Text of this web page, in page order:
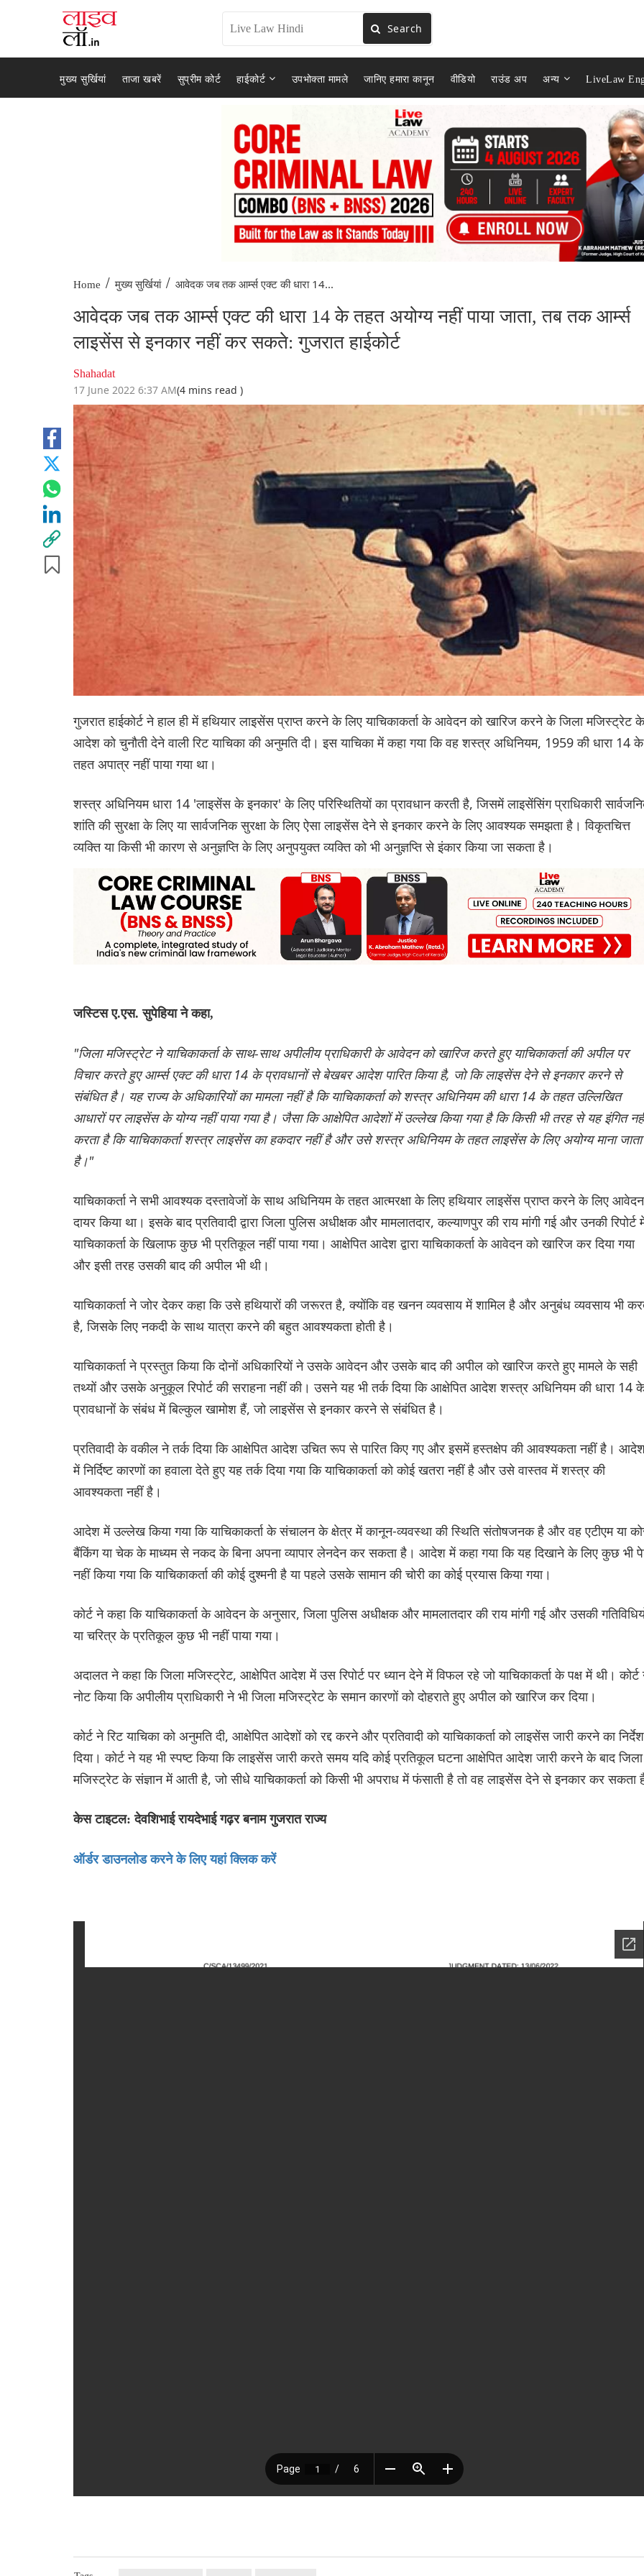
Search
मुख्य सुर्खियां ताजा खबरें सुप्रीम कोर्ट हाईकोर्ट उपभोक्ता मामले जानिए हमारा कानून वीडियो राउंड अप अन्य LiveLaw
Home / मुख्य सुर्खियां / आवेदक जब तक आर्म्स एक्ट की धारा 14...
आवेदक जब तक आर्म्स एक्ट की धारा 14 के तहत अयोग्य नहीं पाया जाता, तब तक आर्म्स
लाइसेंस से इनकार नहीं कर सकते: गुजरात हाईकोर्ट
Shahadat
17 June 2022 6:37 AM(4 mins read )
गुजरात हाईकोर्ट ने हाल ही में हथियार लाइसेंस प्राप्त करने के लिए याचिकाकर्ता के आवेदन को खारिज करने के जिला मजिस्ट्रेट के
आदेश को चुनौती देने वाली रिट याचिका की अनुमति दी। इस याचिका में कहा गया कि वह शस्त्र अधिनियम, 1959 की धारा 14 के
तहत अपात्र नहीं पाया गया था।
शस्त्र अधिनियम धारा 14 'लाइसेंस के इनकार' के लिए परिस्थितियों का प्रावधान करती है, जिसमें लाइसेंसिंग प्राधिकारी
शांति की सुरक्षा के लिए या सार्वजनिक सुरक्षा के लिए ऐसा लाइसेंस देने से इनकार करने के लिए आवश्यक समझता है। विकृतचित्त
व्यक्ति या किसी भी कारण से अनुज्ञप्ति के लिए अनुपयुक्त व्यक्ति को भी अनुज्ञप्ति से इंकार किया जा सकता है।
जस्टिस ए.एस. सुपेहिया ने कहा,
"जिला मजिस्ट्रेट ने याचिकाकर्ता के साथ-साथ अपीलीय प्राधिकारी के आवेदन को खारिज करते हुए याचिकाकर्ता की अपील पर
विचार करते हुए आर्म्स एक्ट की धारा 14 के प्रावधानों से बेखबर आदेश पारित किया है, जो कि लाइसेंस देने से इनकार करने से
संबंधित है। यह राज्य के अधिकारियों का मामला नहीं है कि याचिकाकर्ता को शस्त्र अधिनियम की धारा 14 के तहत उल्लिखित
आधारों पर लाइसेंस के योग्य नहीं पाया गया है। जैसा कि आक्षेपित आदेशों में उल्लेख किया गया है कि किसी भी तरह से यह इंगित
करता है कि याचिकाकर्ता शस्त्र लाइसेंस का हकदार नहीं है और उसे शस्त्र अधिनियम के तहत लाइसेंस के लिए अयोग्य माना जाता
है।"
याचिकाकर्ता ने सभी आवश्यक दस्तावेजों के साथ अधिनियम के तहत आत्मरक्षा के लिए हथियार लाइसेंस प्राप्त करने के लिए आवेदन
दायर किया था। इसके बाद प्रतिवादी द्वारा जिला पुलिस अधीक्षक और मामलातदार, कल्याणपुर की राय मांगी गई और उनकी रिपोर्ट
याचिकाकर्ता के खिलाफ कुछ भी प्रतिकूल नहीं पाया गया। आक्षेपित आदेश द्वारा याचिकाकर्ता के आवेदन को खारिज कर दिया गया
और इसी तरह उसकी बाद की अपील भी थी।
याचिकाकर्ता ने जोर देकर कहा कि उसे हथियारों की जरूरत है, क्योंकि वह खनन व्यवसाय में शामिल है और अनुबंध व्यवसाय भी
है, जिसके लिए नकदी के साथ यात्रा करने की बहुत आवश्यकता होती है।
याचिकाकर्ता ने प्रस्तुत किया कि दोनों अधिकारियों ने उसके आवेदन और उसके बाद की अपील को खारिज करते हुए मामले के सही
तथ्यों और उसके अनुकूल रिपोर्ट की सराहना नहीं की। उसने यह भी तर्क दिया कि आक्षेपित आदेश शस्त्र अधिनियम की धारा 14
प्रावधानों के संबंध में बिल्कुल खामोश हैं, जो लाइसेंस से इनकार करने से संबंधित है।
प्रतिवादी के वकील ने तर्क दिया कि आक्षेपित आदेश उचित रूप से पारित किए गए और इसमें हस्तक्षेप की आवश्यकता नहीं है।
में निर्दिष्ट कारणों का हवाला देते हुए यह तर्क दिया गया कि याचिकाकर्ता को कोई खतरा नहीं है और उसे वास्तव में शस्त्र की
आवश्यकता नहीं है।
आदेश में उल्लेख किया गया कि याचिकाकर्ता के संचालन के क्षेत्र में कानून-व्यवस्था की स्थिति संतोषजनक है और वह एटीएम या
बैंकिंग या चेक के माध्यम से नकद के बिना अपना व्यापार लेनदेन कर सकता है। आदेश में कहा गया कि यह दिखाने के लिए कुछ भी
नहीं किया गया कि याचिकाकर्ता की कोई दुश्मनी है या पहले उसके सामान की चोरी का कोई प्रयास किया गया।
कोर्ट ने कहा कि याचिकाकर्ता के आवेदन के अनुसार, जिला पुलिस अधीक्षक और मामलातदार की राय मांगी गई और उसकी
या चरित्र के प्रतिकूल कुछ भी नहीं पाया गया।
अदालत ने कहा कि जिला मजिस्ट्रेट, आक्षेपित आदेश में उस रिपोर्ट पर ध्यान देने में विफल रहे जो याचिकाकर्ता के पक्ष में थी। कोर्ट
नोट किया कि अपीलीय प्राधिकारी ने भी जिला मजिस्ट्रेट के समान कारणों को दोहराते हुए अपील को खारिज कर दिया।
कोर्ट ने रिट याचिका को अनुमति दी, आक्षेपित आदेशों को रद्द करने और प्रतिवादी को याचिकाकर्ता को लाइसेंस जारी करने का निर्देश
दिया। कोर्ट ने यह भी स्पष्ट किया कि लाइसेंस जारी करते समय यदि कोई प्रतिकूल घटना आक्षेपित आदेश जारी करने के बाद जिला
मजिस्ट्रेट के संज्ञान में आती है, जो सीधे याचिकाकर्ता को किसी भी अपराध में फंसाती है तो वह लाइसेंस देने से इनकार कर सकता
केस टाइटल: देवशिभाई रायदेभाई गढ़र बनाम गुजरात राज्य
ऑर्डर डाउनलोड करने के लिए यहां क्लिक करें